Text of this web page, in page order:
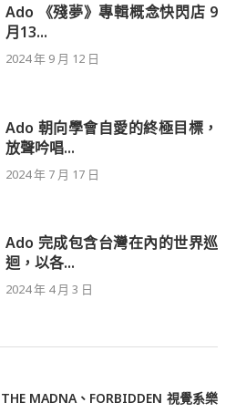
Ado 《殘夢》專輯概念快閃店 9
月13...
2024 年 9 月 12 日
Ado 朝向學會自愛的終極目標，
放聲吟唱...
2024 年 7 月 17 日
Ado 完成包含台灣在內的世界巡
迴，以各...
2024 年 4 月 3 日
MADNA、FORBIDDEN 視覺系樂